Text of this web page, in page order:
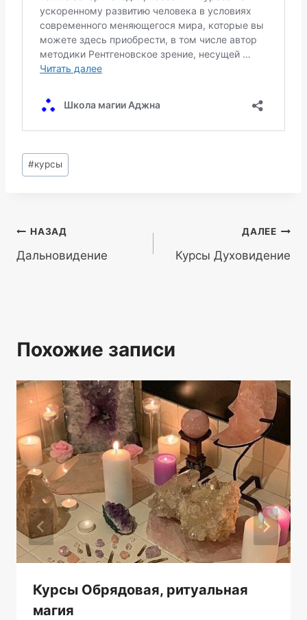
Метки
записи:
#курсы
Навигация
по
НАЗАД
Дальновидение
ДАЛЕЕ
Курсы Духовидение
Похожие записи
Курсы Обрядовая, ритуальная
магия